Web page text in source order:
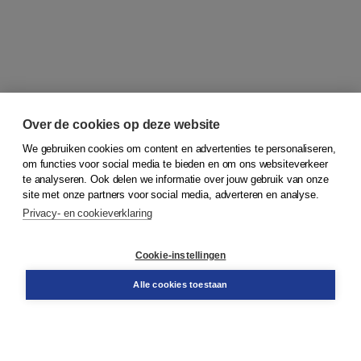
© 2026Koninklijke Boom uitgevers
Bestellen
Over de cookies op deze website
We gebruiken cookies om content en advertenties te personaliseren,
om functies voor social media te bieden en om ons websiteverkeer
te analyseren. Ook delen we informatie over jouw gebruik van onze
site met onze partners voor social media, adverteren en analyse.
Privacy- en cookieverklaring
Cookie-instellingen
Alle cookies toestaan